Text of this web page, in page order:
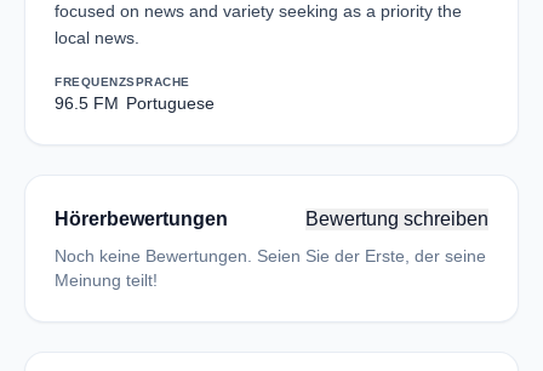
focused on news and variety seeking as a priority the
local news.
FREQUENZ
96.5 FM
SPRACHE
Portuguese
Hörerbewertungen Bewertung schreiben
Noch keine Bewertungen. Seien Sie der Erste, der seine
Meinung teilt!